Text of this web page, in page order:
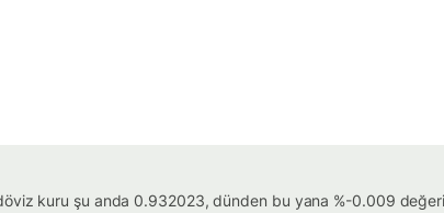
kuru şu anda 0.932023, dünden bu yana %-0.009